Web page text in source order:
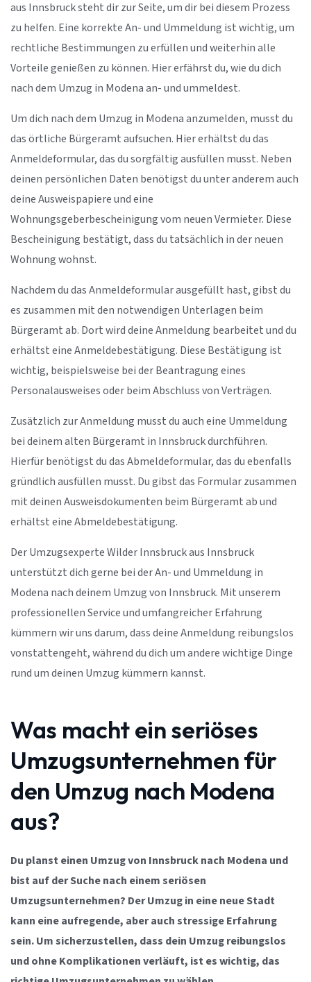
aus Innsbruck steht dir zur Seite, um dir bei diesem Prozess
zu helfen. Eine korrekte An- und Ummeldung ist wichtig, um
rechtliche Bestimmungen zu erfüllen und weiterhin alle
Vorteile genießen zu können. Hier erfährst du, wie du dich
nach dem Umzug in Modena an- und ummeldest.
Um dich nach dem Umzug in Modena anzumelden, musst du
das örtliche Bürgeramt aufsuchen. Hier erhältst du das
Anmeldeformular, das du sorgfältig ausfüllen musst. Neben
deinen persönlichen Daten benötigst du unter anderem auch
deine Ausweispapiere und eine
Wohnungsgeberbescheinigung vom neuen Vermieter. Diese
Bescheinigung bestätigt, dass du tatsächlich in der neuen
Wohnung wohnst.
Nachdem du das Anmeldeformular ausgefüllt hast, gibst du
es zusammen mit den notwendigen Unterlagen beim
Bürgeramt ab. Dort wird deine Anmeldung bearbeitet und du
erhältst eine Anmeldebestätigung. Diese Bestätigung ist
wichtig, beispielsweise bei der Beantragung eines
Personalausweises oder beim Abschluss von Verträgen.
Zusätzlich zur Anmeldung musst du auch eine Ummeldung
bei deinem alten Bürgeramt in Innsbruck durchführen.
Hierfür benötigst du das Abmeldeformular, das du ebenfalls
gründlich ausfüllen musst. Du gibst das Formular zusammen
mit deinen Ausweisdokumenten beim Bürgeramt ab und
erhältst eine Abmeldebestätigung.
Der Umzugsexperte Wilder Innsbruck aus Innsbruck
unterstützt dich gerne bei der An- und Ummeldung in
Modena nach deinem Umzug von Innsbruck. Mit unserem
professionellen Service und umfangreicher Erfahrung
kümmern wir uns darum, dass deine Anmeldung reibungslos
vonstattengeht, während du dich um andere wichtige Dinge
rund um deinen Umzug kümmern kannst.
Was macht ein seriöses
Umzugsunternehmen für
den Umzug nach Modena
aus?
Du planst einen Umzug von Innsbruck nach Modena und
bist auf der Suche nach einem seriösen
Umzugsunternehmen? Der Umzug in eine neue Stadt
kann eine aufregende, aber auch stressige Erfahrung
sein. Um sicherzustellen, dass dein Umzug reibungslos
und ohne Komplikationen verläuft, ist es wichtig, das